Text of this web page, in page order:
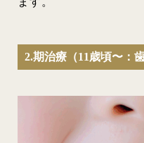
2.期治療（11歳頃〜：